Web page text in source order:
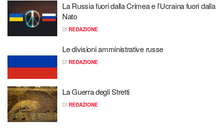
La Russia fuori dalla Crimea e l’Ucraina fuori dalla
Nato
DI REDAZIONE
Le divisioni amministrative russe
DI REDAZIONE
La Guerra degli Stretti
DI REDAZIONE